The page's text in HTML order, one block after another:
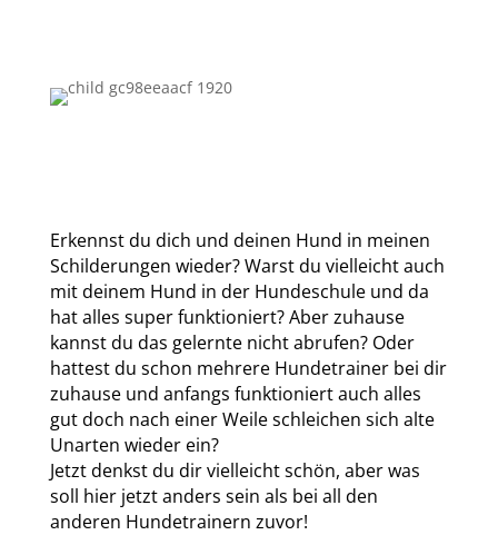
Erkennst du dich und deinen Hund in meinen
Schilderungen wieder? Warst du vielleicht auch
mit deinem Hund in der Hundeschule und da
hat alles super funktioniert? Aber zuhause
kannst du das gelernte nicht abrufen? Oder
hattest du schon mehrere Hundetrainer bei dir
zuhause und anfangs funktioniert auch alles
gut doch nach einer Weile schleichen sich alte
Unarten wieder ein?
Jetzt denkst du dir vielleicht schön, aber was
soll hier jetzt anders sein als bei all den
anderen Hundetrainern zuvor!